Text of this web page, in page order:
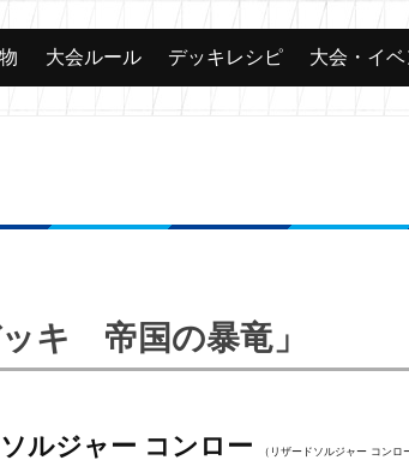
カード 大会
大会ルール デッキレシピ 大会・イベ
キ 帝国の暴竜」
ルジャー コンロー （リザードソルジャー コンロ